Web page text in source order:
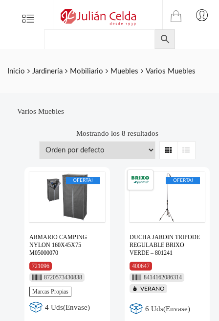
Menu
TIENDA
ONLINE
DE
JULIAN
CELDA
Inicio Jardinería Mobiliario Muebles Varios Muebles
Varios Muebles
Mostrando los 8 resultados
Grid List
OFERTA!
ARMARIO CAMPING
NYLON 160X45X75
M05000070
721096
8720573430838
Marcas Propias
4 Uds(Envase)
OFERTA!
DUCHA JARDIN TRIPODE
REGULABLE BRIXO
VERDE – 801241
400647
8414162086314
VERANO
6 Uds(Envase)
Folletos